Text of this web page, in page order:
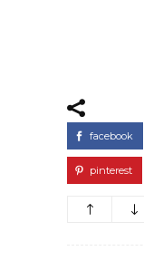
facebook
pinterest